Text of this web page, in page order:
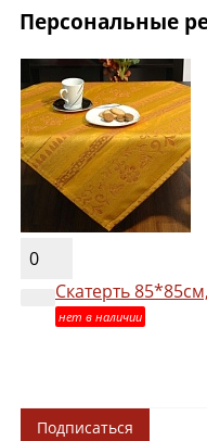
Персональные
0
Скатерть
нет в наличии
Подписаться